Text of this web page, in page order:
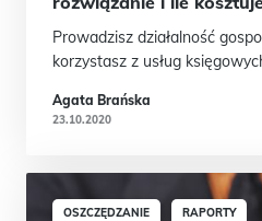
Prowadzisz działalność
korzystasz z usług
Agata Brańska
23.10.2020
OSZCZĘDZANIE RAPORTY